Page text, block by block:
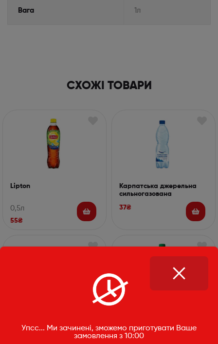
Вага 1л
СХОЖІ ТОВАРИ
Lipton
0,5л
55₴
Карпатська джерельна
сильногазована
37₴
0,5л
Упсс... Ми зачинені, зможемо приготувати Ваше
замовлення з 10:00